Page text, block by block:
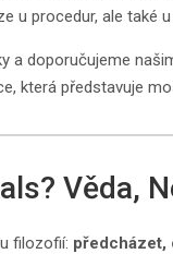
u procedur, ale také u
a doporučujeme
která představuje
Věda,
filozofií: předcházet,